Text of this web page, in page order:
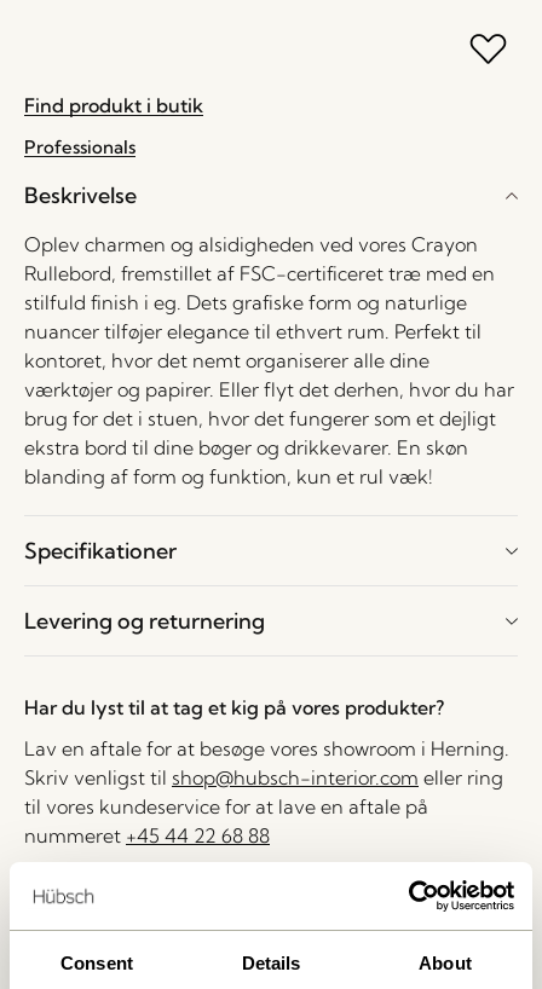
Consent Details About
Find produkt i butik
Professionals
Beskrivelse
Oplev charmen og alsidigheden ved vores Crayon
Rullebord, fremstillet af FSC-certificeret træ med en
stilfuld finish i eg. Dets grafiske form og naturlige
nuancer tilføjer elegance til ethvert rum. Perfekt til
kontoret, hvor det nemt organiserer alle dine
værktøjer og papirer. Eller flyt det derhen, hvor du har
brug for det i stuen, hvor det fungerer som et dejligt
ekstra bord til dine bøger og drikkevarer. En skøn
blanding af form og funktion, kun et rul væk!
Specifikationer
Levering og returnering
Har du lyst til at tag et kig på vores produkter?
Lav en aftale for at besøge vores showroom i Herning.
Skriv venligst til shop@hubsch-interior.com eller ring
til vores kundeservice for at lave en aftale på
nummeret +45 44 22 68 88
Levering indenfor 1-4 hverdage
30 dages returret
Fri fragt over